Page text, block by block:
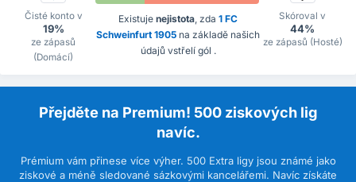
Čisté konto v
19%
ze zápasů
(Domácí)
Existuje nejistota , zda 1 FC
Schweinfurt 1905 na základě našich
údajů vstřelí gól .
Skóroval v
44%
ze zápasů (Hosté)
Přejděte na Premium! 500 ziskových lig
navíc.
Prémium vám přinese více výher. 500 Extra ligy jsou známé jako
ziskové a méně sledované sázkovými kancelářemi. Navíc získáte